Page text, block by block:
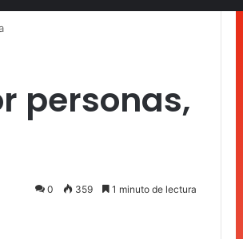
personas,
0 359 1 minuto de lectura